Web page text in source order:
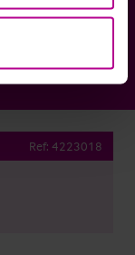
Ref: 4223018